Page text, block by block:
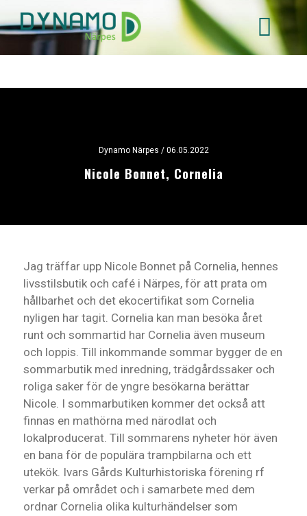
Hoppa
huvudinnehåll
Dynamo Närpes / 06.05.2022
Nicole Bonnet, Cornelia
Jag träffar upp Nicole Bonnet på Cornelia, hennes
livsstilsbutik och café i Närpes, för att prata om
hållbarhet och det ekocertifikat som Cornelia
nyligen har tagit. Cornelia kan man besöka året
runt och sommartid har Cornelia även museum
och loppis. Till inkommande sommar bygger de en
sommarbutik med inredning, trädgårdssaker och
roliga saker för de yngre besökarna berättar
Nicole. I sommarbutiken kommer det också att
finnas en mathörna med närodlat och
lokalproducerat. Till sommarens nyheter hör även
en bana för de populära trampbilarna och ett
utekök. Ivars Gårds Kulturhistoriska förening rf
verkar på området och i samarbete med dem
ordnar Cornelia olika kulturhändelser som